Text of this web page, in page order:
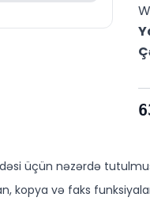
üçün nəzərdə
kopya və faks